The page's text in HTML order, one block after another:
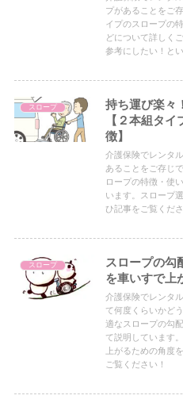
プがあることをご
イプのスロープの
どについて詳しく
参考にしたい！と
スロープ
持ち運び楽々
【２本組タ
徴】
介護保険でレンタ
あることをご存じ
ロープの特徴・使
います。スロープ
ひ記事をご覧くださ
スロープ
スロープの勾
を車いすで上
介護保険でレンタ
て何度くらいかど
適なスロープの勾
て説明しています
上がるための角度
ご覧ください！